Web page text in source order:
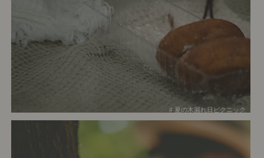
# 夏の木漏れ日ピクニック